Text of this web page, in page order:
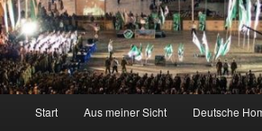
Start Aus meiner Sicht Deutsche